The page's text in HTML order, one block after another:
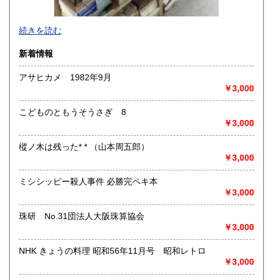
-
沿線名：-
最寄駅：-
営業時間：-
定休日：-
書籍の買取について
取り扱い分野
総記、哲学宗教、歴史、社会科学、自然科学、美術工芸、国
語国文、外国文学、古典籍、近代文献、趣味、外国書、サブ
カルチャー、古書一般（その他）
続きを読む
新着情報
アサヒカメ 1982年9月
￥3,000
こどものともうそうさぎ 8
￥3,000
樅ノ木は残った* * （山本周五郎）
￥3,000
ミシシッピー殺人事件 必勝完ペキ本
￥3,000
珠研 No.31団法人大阪珠算協会
￥3,000
NHK きょうの料理 昭和56年11月号 昭和レトロ
￥3,000